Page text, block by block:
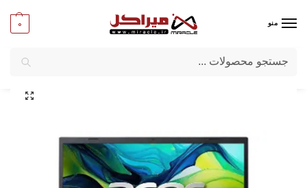
منو 0
میراکل/لپ تاپ/برند لپ تاپ